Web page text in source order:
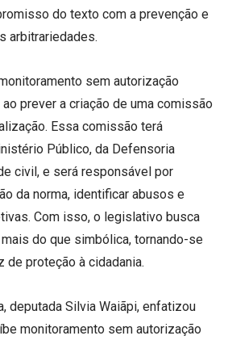
do texto com a prevenção e
arbitrariedades.
sem autorização
prever a criação de uma comissão
Essa comissão terá
Público, da Defensoria
civil, e será responsável por
da norma, identificar abusos e
Com isso, o legislativo busca
do que simbólica, tornando-se
de proteção à cidadania.
deputada Silvia Waiãpi, enfatizou
monitoramento sem autorização